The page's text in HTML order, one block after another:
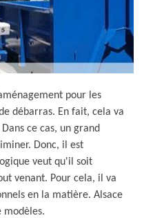
pour les
débarras. En fait, cela va
ce cas, un grand
Donc, il est
veut qu'il soit
venant. Pour cela, il va
en la matière. Alsace
modèles.